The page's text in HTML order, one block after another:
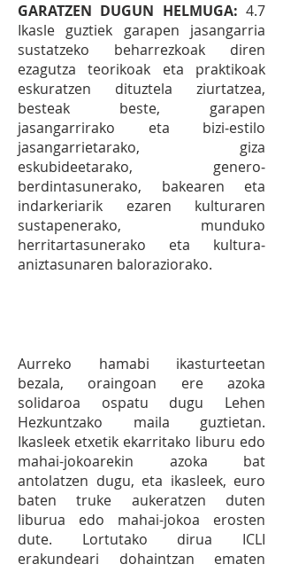
GARATZEN DUGUN HELMUGA: 4.7
Ikasle guztiek garapen jasangarria
sustatzeko beharrezkoak diren
ezagutza teorikoak eta praktikoak
eskuratzen dituztela ziurtatzea,
besteak beste, garapen
jasangarrirako eta bizi‐estilo
jasangarrietarako, giza
eskubideetarako, genero‐
berdintasunerako, bakearen eta
indarkeriarik ezaren kulturaren
sustapenerako, munduko
herritartasunerako eta kultura‐
aniztasunaren baloraziorako.
erakundearekin.
Aurreko hamabi ikasturteetan
bezala, oraingoan ere azoka
solidaroa ospatu dugu Lehen
Hezkuntzako maila guztietan.
Ikasleek etxetik ekarritako liburu edo
mahai-jokoarekin azoka bat
antolatzen dugu, eta ikasleek, euro
baten truke aukeratzen duten
liburua edo mahai-jokoa erosten
dute. Lortutako dirua ICLI
erakundeari dohaintzan ematen